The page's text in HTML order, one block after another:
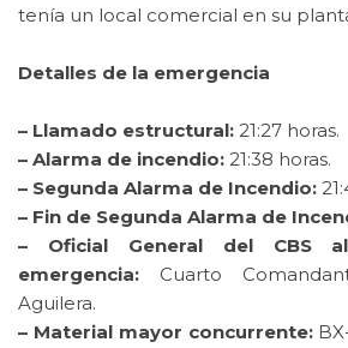
tenía un local comercial en su
Detalles de la emergencia
– Llamado estructural: 21:27 horas.
– Alarma de incendio: 21:38 horas.
– Segunda Alarma de Incendio:
– Fin de Segunda Alarma de
– Oficial General del CBS
emergencia: Cuarto
Aguilera.
– Material mayor concurrente: